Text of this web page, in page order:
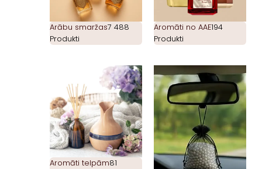
Arābu smaržas7 488
Produkti
Aromāti no AAE194
Produkti
Aromāti telpām81